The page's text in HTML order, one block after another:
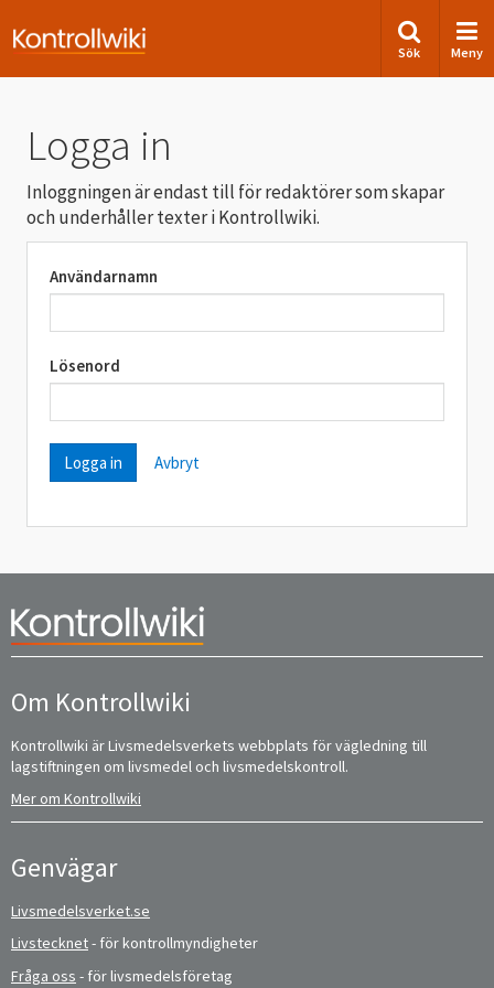
Sök Meny
Logga in
Inloggningen är endast till för redaktörer som skapar
och underhåller texter i Kontrollwiki.
Användarnamn
Lösenord
Avbryt
Om Kontrollwiki
Kontrollwiki är Livsmedelsverkets webbplats för vägledning till
lagstiftningen om livsmedel och livsmedelskontroll.
Mer om Kontrollwiki
Genvägar
Livsmedelsverket.se
Livstecknet- för kontrollmyndigheter
Fråga oss - för livsmedelsföretag